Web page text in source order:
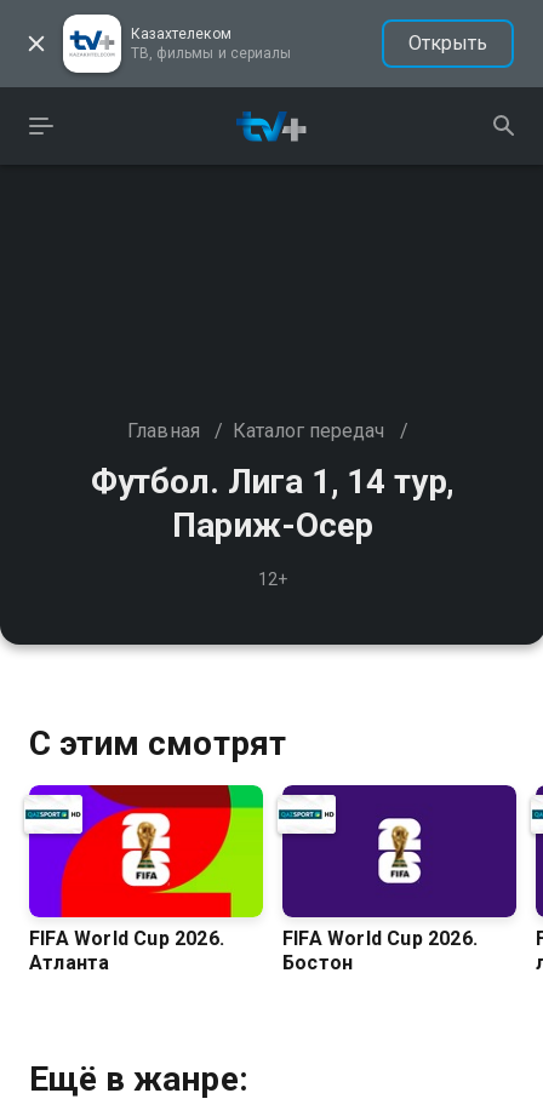
Казахтелеком
ТВ, фильмы и сериалы
Открыть
Главная / Каталог передач /
Футбол. Лига 1, 14 тур,
Париж-Осер
12+
С этим смотрят
FIFA World Cup 2026.
Атланта
FIFA World Cup 2026.
Бостон
Ещё в жанре: